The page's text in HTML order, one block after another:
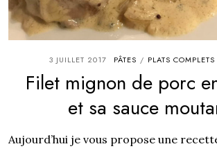
3 JUILLET 2017 PÂTES / PLATS COMPLETS
Filet mignon de porc
et sa sauce
Aujourd’hui je vous propose une